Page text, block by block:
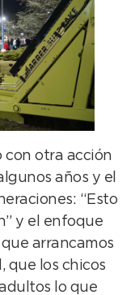
con otra acción
años y el
“Esto
y el enfoque
arrancamos
que los chicos
lo que